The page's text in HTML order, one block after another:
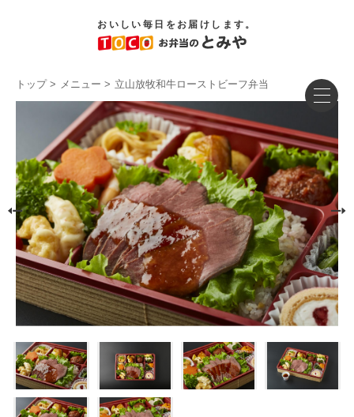
おいしい毎日をお届けします。
トップ メニュー 立山放牧和牛ローストビーフ弁当